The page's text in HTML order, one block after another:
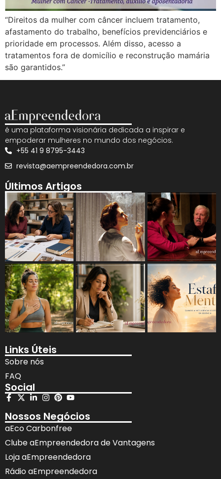
“Direitos da mulher com câncer incluem tratamento,
afastamento do trabalho, benefícios previdenciários e
prioridade em processos. Além disso, acesso a
tratamentos fora de domicílio e reconstrução mamária
são garantidos.”
é uma plataforma visionária dedicada a inspirar e
empoderar mulheres no mundo dos negócios.
+55 41 9 8795-3443
revista@aempreendedora.com.br
Últimos Artigos
Links Úteis
Sobre nós
FAQ
Social
Nossos Negócios
aEco Carbonfree
Clube aEmpreendedora de Vantagens
Loja aEmpreendedora
Rádio aEmpreendedora